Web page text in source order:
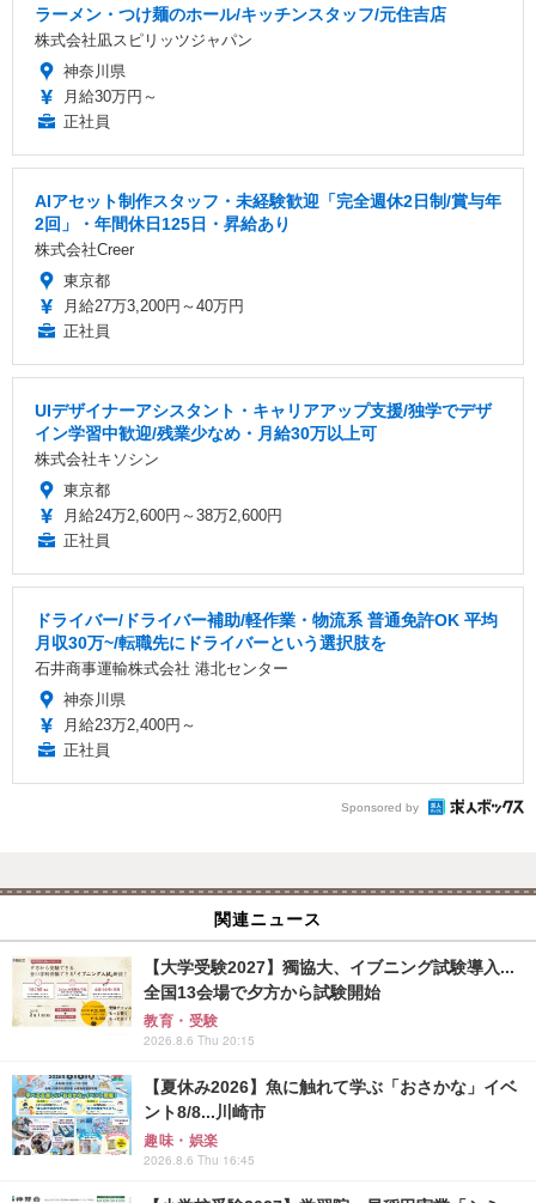
ラーメン・つけ麺のホール/キッチンスタッフ/元住吉店
株式会社凪スピリッツジャパン
神奈川県
月給30万円～
正社員
AIアセット制作スタッフ・未経験歓迎「完全週休2日制/賞与年
2回」・年間休日125日・昇給あり
株式会社Creer
東京都
月給27万3,200円～40万円
正社員
UIデザイナーアシスタント・キャリアアップ支援/独学でデザ
イン学習中歓迎/残業少なめ・月給30万以上可
株式会社キソシン
東京都
月給24万2,600円～38万2,600円
正社員
ドライバー/ドライバー補助/軽作業・物流系 普通免許OK 平均
月収30万~/転職先にドライバーという選択肢を
石井商事運輸株式会社 港北センター
神奈川県
月給23万2,400円～
正社員
Sponsored by
関連ニュース
【大学受験2027】獨協大、イブニング試験導入...
全国13会場で夕方から試験開始
教育・受験
2026.8.6 Thu 20:15
【夏休み2026】魚に触れて学ぶ「おさかな」イベ
ント8/8...川崎市
趣味・娯楽
2026.8.6 Thu 16:45